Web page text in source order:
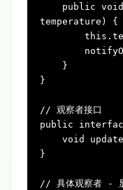
public void
temperature)
{
this
}
// 观察者接口
public
void
}
// 具体观察者 -